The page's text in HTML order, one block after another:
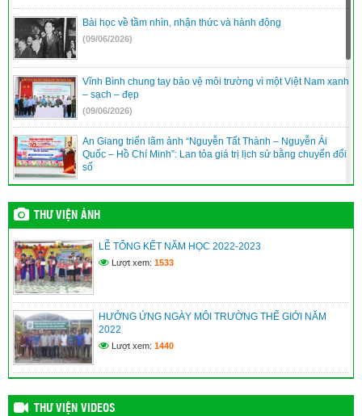
Bài học về tầm nhìn, nhận thức và hành động
(09/06/2026)
Vĩnh Bình chung tay bảo vệ môi trường vì một Việt Nam xanh
– sạch – đẹp
(09/06/2026)
An Giang triển lãm ảnh “Nguyễn Tất Thành – Nguyễn Ái
Quốc – Hồ Chí Minh”: Lan tỏa giá trị lịch sử bằng chuyển đổi
số
(09/06/2026)
Vĩnh Bình nâng cao năng lực quản trị, điều hành của đội ngũ
(09/06/2026)
XÃ VĨNH BÌNH TỔ CHỨC TRIỂN LÃM ẢNH KỶ NIỆM 115
NĂM NGÀY BÁC HỒ RA ĐI TÌM ĐƯỜNG CỨU NƯỚC
(09/06/2026)
An Giang: Cán bộ, người dân học tập, noi theo gương Bác
từ “Không gian văn hóa Hồ Chí Minh”
(09/06/2026)
THƯ VIỆN ẢNH
LỄ TỔNG KẾT NĂM HỌC 2022-2023
Lượt xem: 1533
HƯỞNG ỨNG NGÀY MÔI TRƯỜNG THẾ GIỚI NĂM
2022
Lượt xem: 1440
THƯ VIỆN VIDEOS